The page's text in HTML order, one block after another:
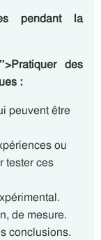
pendant la
des
:
peuvent être
ou
tester ces
de mesure.
conclusions.